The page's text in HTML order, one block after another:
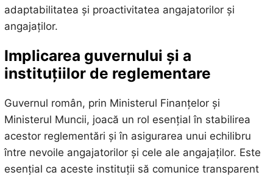
adaptabilitatea și proactivitatea angajatorilor și
angajaților.
Implicarea guvernului și a
instituțiilor de reglementare
Guvernul român, prin Ministerul Finanțelor și
Ministerul Muncii, joacă un rol esențial în stabilirea
acestor reglementări și în asigurarea unui echilibru
între nevoile angajatorilor și cele ale angajaților. Este
esențial ca aceste instituții să comunice transparent